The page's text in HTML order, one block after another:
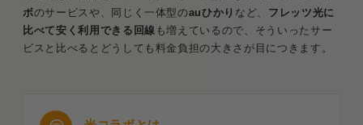
ボのサービスや、同じく一体型のauひかり など、 フレッツ光に
比べて安く利用できる回線 も増えているので、そういったサー
ビスと比べるとどうしても料金負担の大きさが目につきます。